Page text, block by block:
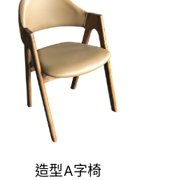
造型A字椅